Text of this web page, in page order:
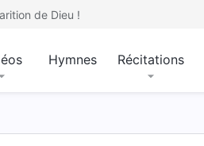
de Dieu !
Hymnes Récitations